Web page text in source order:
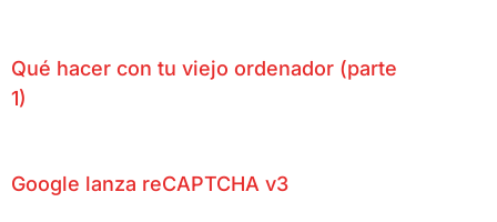
Qué hacer con tu viejo ordenador (parte
1)
Google lanza reCAPTCHA v3